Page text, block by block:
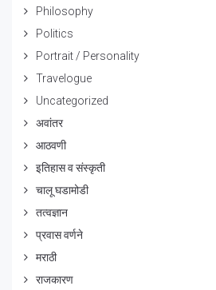
Philosophy
Politics
Portrait / Personality
Travelogue
Uncategorized
अवांतर
आठवणी
इतिहास व संस्कृती
चालू घडामोडी
तत्वज्ञान
प्रवास वर्णने
मराठी
राजकारण